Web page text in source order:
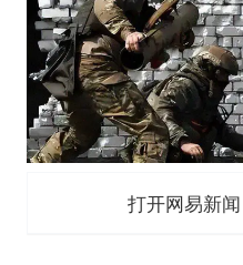
打开网易新